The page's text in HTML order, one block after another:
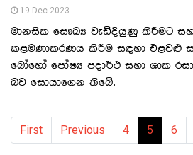
19 Dec 2023
මානසික සෞඛ්‍ය වැඩිදියුණු කිරීමට
කළමණාකරණය කිරීම සඳහා එළවළු
බෝහෝ පෝෂ්‍ය පදාර්ථ සහා ශාක
බව සොයාගෙන තිබේ.
First Previous 4 5 6